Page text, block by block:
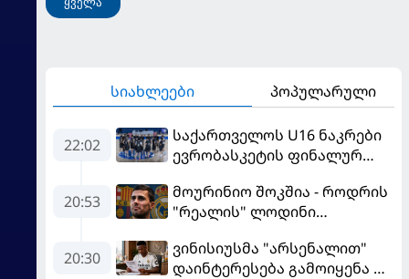
სიახლეები პოპულარული
22:02
საქართველოს U16 ნაკრები
ევრობასკეტის ფინალურ
ასპარეზობას იწყებს
20:53
მოურინიო შოკშია - როდრის
"რეალის" ლოდინი
"ბარსელონაში" გადადის
20:30
ვინისიუსმა "არსენალით"
დაინტერესება გამოიყენა და